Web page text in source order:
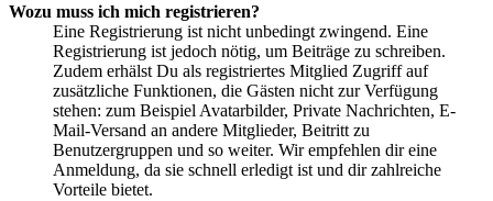
Wozu muss ich mich registrieren?
Eine Registrierung ist nicht unbedingt zwingend. Eine
Registrierung ist jedoch nötig, um Beiträge zu schreiben.
Zudem erhälst Du als registriertes Mitglied Zugriff auf
zusätzliche Funktionen, die Gästen nicht zur Verfügung
stehen: zum Beispiel Avatarbilder, Private Nachrichten, E-
Mail-Versand an andere Mitglieder, Beitritt zu
Benutzergruppen und so weiter. Wir empfehlen dir eine
Anmeldung, da sie schnell erledigt ist und dir zahlreiche
Vorteile bietet.